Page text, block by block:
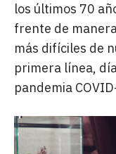
los últimos 70
frente de
más difíciles de
primera línea,
pandemia